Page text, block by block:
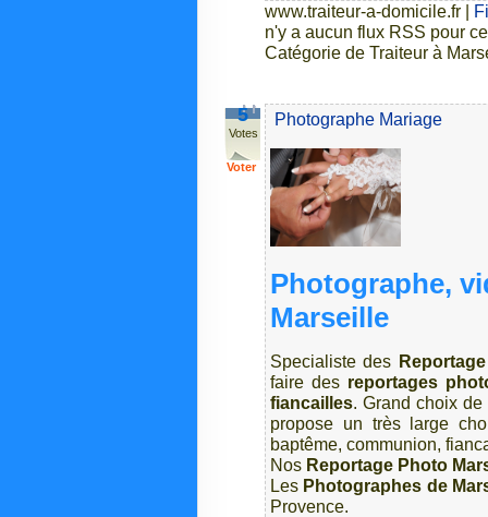
www.traiteur-a-domicile.fr
n'y a aucun flux RSS pour
Catégorie de Traiteur à
5
Votes
Voter
Photographe Mariage
Photographe,
Marseille
Specialiste des
faire des reportages
fiancailles. Grand choix de
propose un très large
baptême, communion,
Nos Reportage Photo
Les Photographes de
Provence.